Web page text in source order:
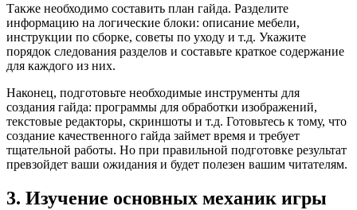
Также необходимо составить план гайда. Разделите
информацию на логические блоки: описание мебели,
инструкции по сборке, советы по уходу и т.д. Укажите
порядок следования разделов и составьте краткое содержание
для каждого из них.
Наконец, подготовьте необходимые инструменты для
создания гайда: программы для обработки изображений,
текстовые редакторы, скриншоты и т.д. Готовьтесь к тому, что
создание качественного гайда займет время и требует
тщательной работы. Но при правильной подготовке результат
превзойдет ваши ожидания и будет полезен вашим читателям.
3. Изучение основных механик игры